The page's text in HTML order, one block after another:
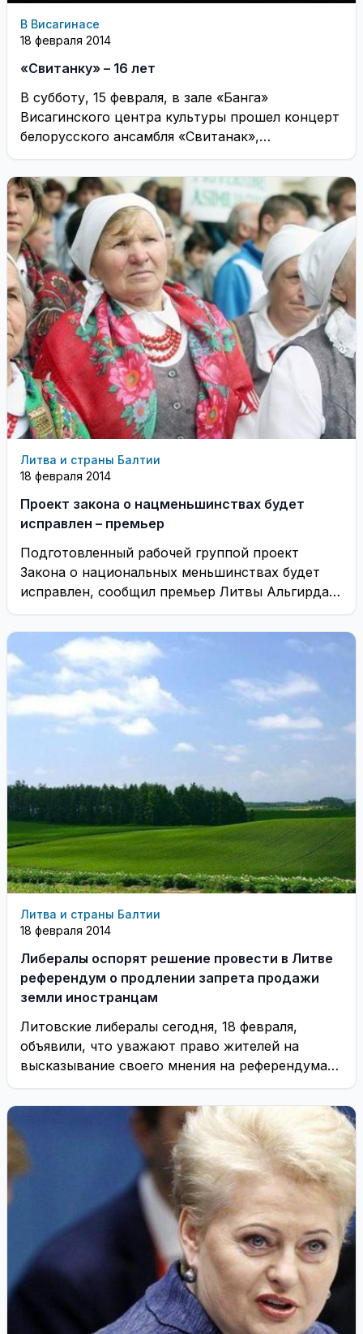
В Висагинасе
18 февраля 2014
«Свитанку» – 16 лет
В субботу, 15 февраля, в зале «Банга»
Висагинского центра культуры прошел концерт
белорусского ансамбля «Свитанак»,
посвященный 16-летию коллектива. ...
Литва и страны Балтии
18 февраля 2014
Проект закона о нацменьшинствах будет
исправлен – премьер
Подготовленный рабочей группой проект
Закона о национальных меньшинствах будет
исправлен, сообщил премьер Литвы Альгирдас
Буткявичюс во вторник после встречи с ...
Литва и страны Балтии
18 февраля 2014
Либералы оспорят решение провести в Литве
референдум о продлении запрета продажи
земли иностранцам
Литовские либералы сегодня, 18 февраля,
объявили, что уважают право жителей на
высказывание своего мнения на референдумах,
но по-прежнему придерживаются позиции, ...